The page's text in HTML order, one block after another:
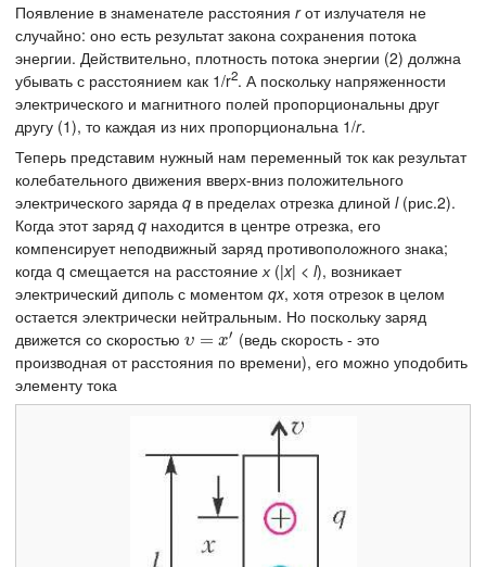
Появление в знаменателе расстояния rот излучателя не
случайно: оно есть результат закона сохранения потока
энергии. Действительно, плотность потока энергии (2) должна
убывать с расстоянием как 1/r2. А поскольку напряженности
электрического и магнитного полей пропорциональны друг
другу (1), то каждая из них пропорциональна 1/r.
Теперь представим нужный нам переменный ток как результат
колебательного движения вверх-вниз положительного
электрического заряда q в пределах отрезка длиной l(рис.2).
Когда этот заряд q находится в центре отрезка, его
компенсирует неподвижный заряд противоположного знака;
когда q смещается на расстояниех (|x| < l), возникает
электрический диполь с моментом qx, хотя отрезок в целом
остается электрически нейтральным. Но поскольку заряд
движется со скоростью υ = x′
υ=x′
(ведь скорость - это
производная от расстояния по времени), его можно уподобить
элементу тока